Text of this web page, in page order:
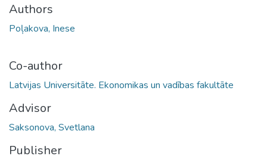
Authors
Poļakova, Inese
Co-author
Latvijas Universitāte. Ekonomikas un vadības fakultāte
Advisor
Saksonova, Svetlana
Publisher